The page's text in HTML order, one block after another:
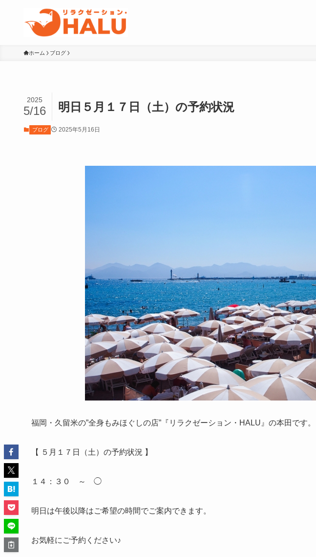
ホーム ブログ
明日５月１７日（土）の予約状況
2025
5/16
ブログ 2025年5月16日
福岡・久留米の”全身もみほぐしの店”『リラクゼーション・HALU』の本田です。
【 ５月１７日（土）の予約状況 】
１４：３０ ～ ◯
明日は午後以降はご希望の時間でご案内できます。
お気軽にご予約ください♪